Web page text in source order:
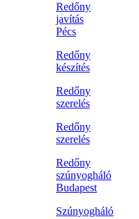
Redőny
javítás
Pécs
Redőny
készítés
Redőny
szerelés
Redőny
szerelés
Redőny
szúnyogháló
Budapest
Szúnyogháló